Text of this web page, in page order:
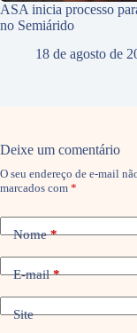
ASA inicia processo
no Semiárido
18 de agosto de
Deixe um comentário
O seu endereço de e-mail
marcados com *
Nome*
E-mail*
Site